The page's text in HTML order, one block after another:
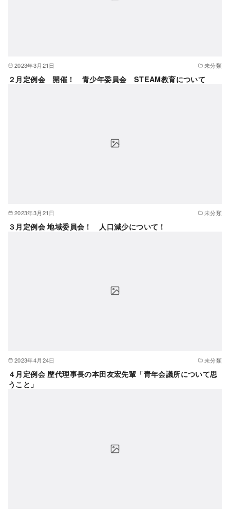
2023年3月21日 未分類
２月定例会 開催！ 青少年委員会 STEAM教育について
2023年3月21日 未分類
３月定例会 地域委員会！ 人口減少について！
2023年4月24日 未分類
４月定例会 歴代理事長の本田友宏先輩「青年会議所について思
うこと」